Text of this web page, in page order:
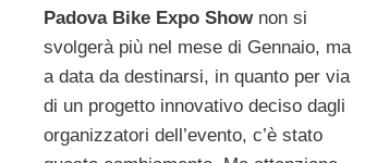
Padova Bike Expo Show non si
svolgerà più nel mese di Gennaio, ma
a data da destinarsi, in quanto per via
di un progetto innovativo deciso dagli
organizzatori dell’evento, c’è stato